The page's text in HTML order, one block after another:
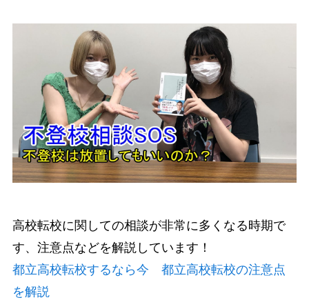
高校転校に関しての相談が非常に多くなる時期で
す、注意点などを解説しています！
都立高校転校するなら今 都立高校転校の注意点
を解説